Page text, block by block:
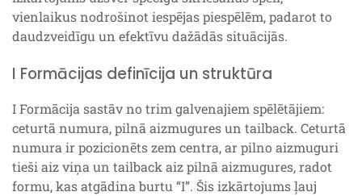
vienlaikus nodrošinot iespējas piespēlēm, padarot to
daudzveidīgu un efektīvu dažādās situācijās.
I Formācijas definīcija un struktūra
I Formācija sastāv no trim galvenajiem spēlētājiem:
ceturtā numura, pilnā aizmugures un tailback. Ceturtā
numura ir pozicionēts zem centra, ar pilno aizmuguri
tieši aiz viņa un tailback aiz pilnā aizmugures, radot
formu, kas atgādina burtu “I”. Šis izkārtojums ļauj